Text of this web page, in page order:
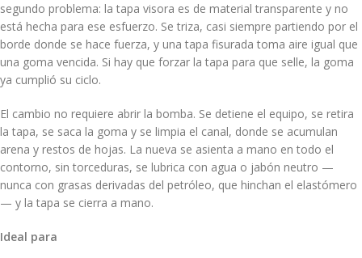
segundo problema: la tapa visora es de material transparente y no
está hecha para ese esfuerzo. Se triza, casi siempre partiendo por el
borde donde se hace fuerza, y una tapa fisurada toma aire igual que
una goma vencida. Si hay que forzar la tapa para que selle, la goma
ya cumplió su ciclo.
El cambio no requiere abrir la bomba. Se detiene el equipo, se retira
la tapa, se saca la goma y se limpia el canal, donde se acumulan
arena y restos de hojas. La nueva se asienta a mano en todo el
contorno, sin torceduras, se lubrica con agua o jabón neutro —
nunca con grasas derivadas del petróleo, que hinchan el elastómero
— y la tapa se cierra a mano.
Ideal para